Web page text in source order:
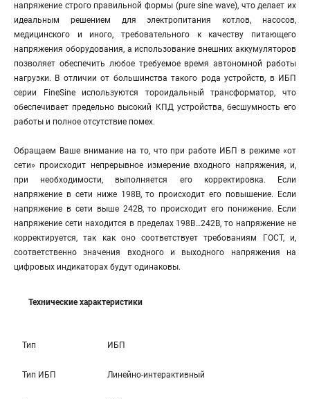
напряжение строго правильной формы (pure sine wave), что делает их
идеальным решением для электропитания котлов, насосов,
медицинского и иного, требовательного к качеству питающего
напряжения оборудования, а использование внешних аккумуляторов
позволяет обеспечить любое требуемое время автономной работы
нагрузки. В отличии от большинства такого рода устройств, в ИБП
серии FineSine используются тороидальный трансформатор, что
обеспечивает предельно высокий КПД устройства, бесшумность его
работы и полное отсутствие помех.
Обращаем Ваше внимание на то, что при работе ИБП в режиме «от
сети» происходит непрерывное измерение входного напряжения, и,
при необходимости, выполняется его корректировка. Если
напряжение в сети ниже 198В, то происходит его повышение. Если
напряжение в сети выше 242В, то происходит его понижение. Если
напряжение сети находится в пределах 198В…242В, то напряжение не
корректируется, так как оно соответствует требованиям ГОСТ, и,
соответственно значения входного и выходного напряжения на
цифровых индикаторах будут одинаковы.
Технические характеристики
Тип ИБП
Тип ИБП Линейно-интерaктивный